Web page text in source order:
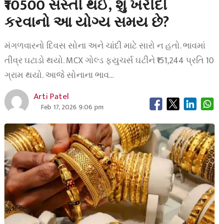
₹10500 સસ્તી થઈ, શું ખરીદી
કરવાનો આ યોગ્ય સમય છે?
મંગળવારનો દિવસ સોના અને ચાંદી માટે સારો ન હતો. ભાવમાં
તીવ્ર ઘટાડો થયો. MCX ગોલ્ડ ફ્યુચર્સ ઘટીને ₹151,244 પ્રતિ 10
ગ્રામ થયો. આજે સોનાના ભાવ…
Arti Patel
Feb 17, 2026 9:06 pm